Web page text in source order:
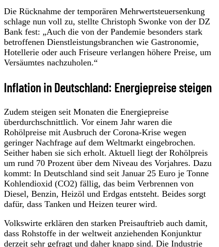
Die Rücknahme der temporären Mehrwertsteuersenkung
schlage nun voll zu, stellte Christoph Swonke von der DZ
Bank fest: „Auch die von der Pandemie besonders stark
betroffenen Dienstleistungsbranchen wie Gastronomie,
Hotellerie oder auch Friseure verlangen höhere Preise, um
Versäumtes nachzuholen.“
Inflation in Deutschland: Energiepreise steigen
Zudem steigen seit Monaten die Energiepreise
überdurchschnittlich. Vor einem Jahr waren die
Rohölpreise mit Ausbruch der Corona-Krise wegen
geringer Nachfrage auf dem Weltmarkt eingebrochen.
Seither haben sie sich erholt. Aktuell liegt der Rohölpreis
um rund 70 Prozent über dem Niveau des Vorjahres. Dazu
kommt: In Deutschland sind seit Januar 25 Euro je Tonne
Kohlendioxid (CO2) fällig, das beim Verbrennen von
Diesel, Benzin, Heizöl und Erdgas entsteht. Beides sorgt
dafür, dass Tanken und Heizen teurer wird.
Volkswirte erklären den starken Preisauftrieb auch damit,
dass Rohstoffe in der weltweit anziehenden Konjunktur
derzeit sehr gefragt und daher knapp sind. Die Industrie